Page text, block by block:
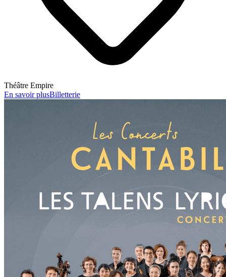
Théâtre Empire
En savoir plusBilletterie